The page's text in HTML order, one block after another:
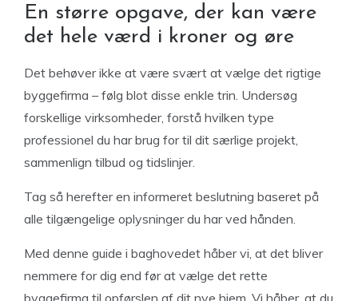
En større opgave, der kan være
det hele værd i kroner og øre
Det behøver ikke at være svært at vælge det rigtige
byggefirma – følg blot disse enkle trin. Undersøg
forskellige virksomheder, forstå hvilken type
professionel du har brug for til dit særlige projekt,
sammenlign tilbud og tidslinjer.
Tag så herefter en informeret beslutning baseret på
alle tilgængelige oplysninger du har ved hånden.
Med denne guide i baghovedet håber vi, at det bliver
nemmere for dig end før at vælge det rette
byggefirma til opførslen af dit nye hjem. Vi håber, at du